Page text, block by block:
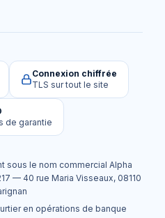
Connexion chiffrée
TLS sur tout le site
de garantie
sous le nom commercial Alpha
— 40 rue Maria Visseaux, 08110
en opérations de banque